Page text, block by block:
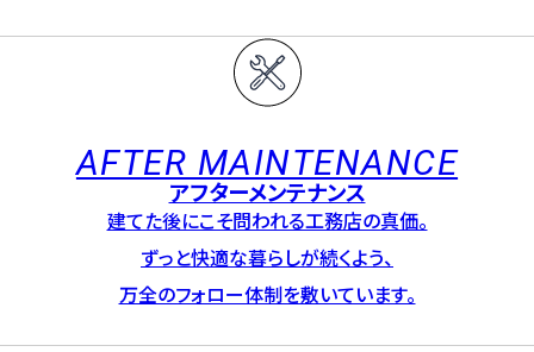
AFTER MAINTENANCE
アフターメンテナンス
建てた後にこそ問われる工務店の真価。
ずっと快適な暮らしが続くよう、
万全のフォロー体制を敷いています。